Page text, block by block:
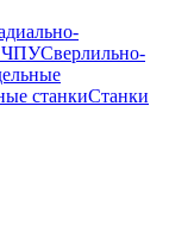
ЧПУСверлильно-
станкиСтанки